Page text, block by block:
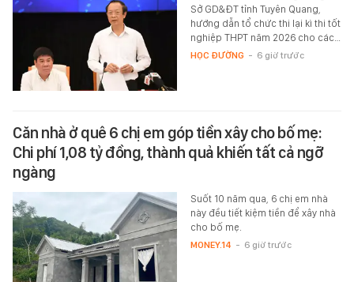
Sở GD&ĐT tỉnh Tuyên Quang,
hướng dẫn tổ chức thi lại kì thi tốt
nghiệp THPT năm 2026 cho các…
HỌC ĐƯỜNG - 6 giờ trước
Căn nhà ở quê 6 chị em góp tiền xây cho bố mẹ:
Chi phí 1,08 tỷ đồng, thành quả khiến tất cả ngỡ
ngàng
Suốt 10 năm qua, 6 chị em nhà
này đều tiết kiệm tiền để xây nhà
cho bố mẹ.
MONEY.14 - 6 giờ trước